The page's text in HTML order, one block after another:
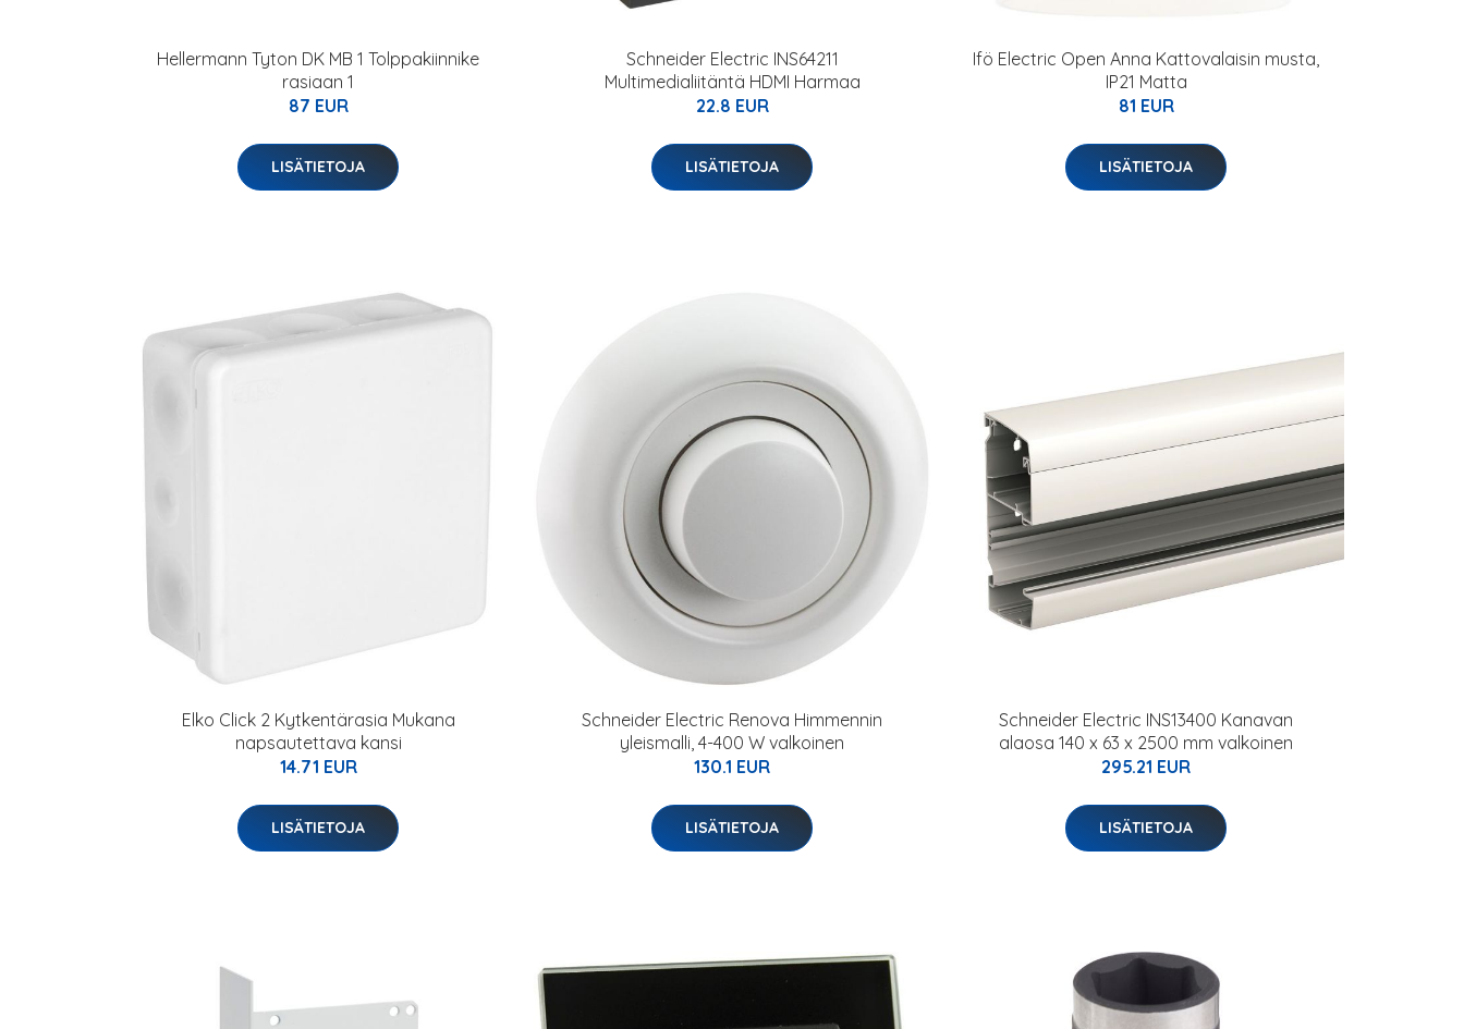
Hellermann Tyton DK MB 1 Tolppakiinnike
rasiaan 1
87 EUR
LISÄTIETOJA
Schneider Electric INS64211
Multimedialiitäntä HDMI Harmaa
22.8 EUR
LISÄTIETOJA
Ifö Electric Open Anna Kattovalaisin musta,
IP21 Matta
81 EUR
LISÄTIETOJA
Elko Click 2 Kytkentärasia Mukana
napsautettava kansi
14.71 EUR
LISÄTIETOJA
Schneider Electric Renova Himmennin
yleismalli, 4-400 W valkoinen
130.1 EUR
LISÄTIETOJA
Schneider Electric INS13400 Kanavan
alaosa 140 x 63 x 2500 mm valkoinen
295.21 EUR
LISÄTIETOJA